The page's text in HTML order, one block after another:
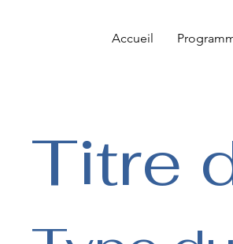
Accueil
Titre